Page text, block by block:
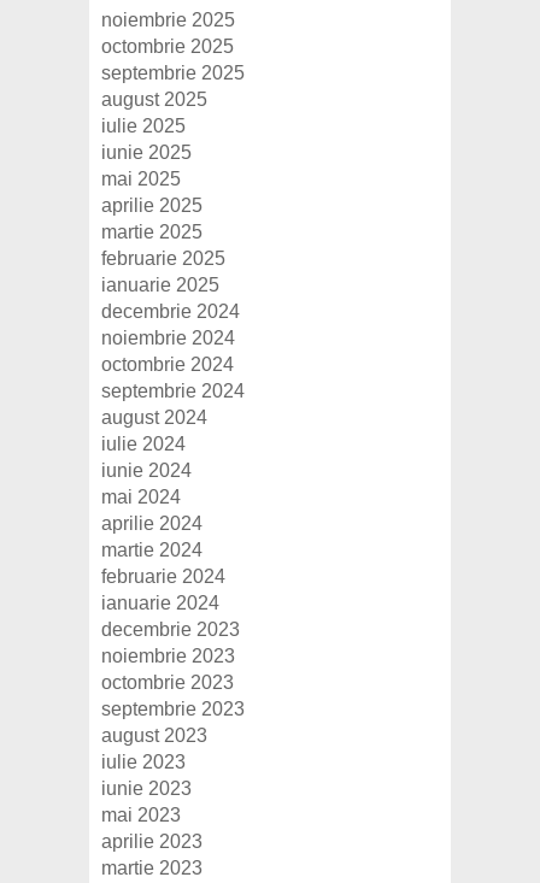
noiembrie 2025
octombrie 2025
septembrie 2025
august 2025
iulie 2025
iunie 2025
mai 2025
aprilie 2025
martie 2025
februarie 2025
ianuarie 2025
decembrie 2024
noiembrie 2024
octombrie 2024
septembrie 2024
august 2024
iulie 2024
iunie 2024
mai 2024
aprilie 2024
martie 2024
februarie 2024
ianuarie 2024
decembrie 2023
noiembrie 2023
octombrie 2023
septembrie 2023
august 2023
iulie 2023
iunie 2023
mai 2023
aprilie 2023
martie 2023